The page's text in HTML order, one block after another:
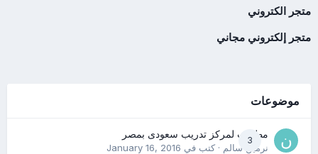
متجر الكتروني
متجر إلكتروني مجاني
موضوعات
3
مطلوب لمركز تدريب سعودى بمصر
نرمين سالم· كتب في January 16, 2016